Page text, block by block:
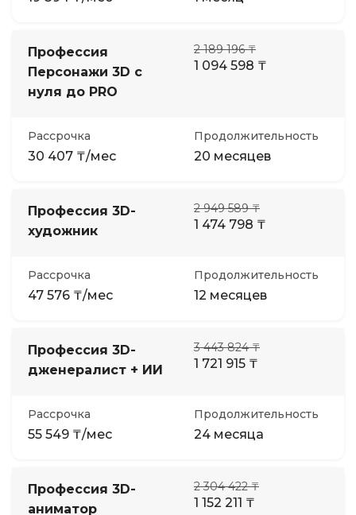
Профессия
Персонажи 3D с
нуля до PRO
2 189 196 ₸
1 094 598 ₸
Рассрочка
30 407 ₸/мес
Продолжительность
20 месяцев
Профессия 3D-
художник
2 949 589 ₸
1 474 798 ₸
Рассрочка
47 576 ₸/мес
Продолжительность
12 месяцев
Профессия 3D-
дженералист + ИИ
3 443 824 ₸
1 721 915 ₸
Рассрочка
55 549 ₸/мес
Продолжительность
24 месяца
Профессия 3D-
аниматор
2 304 422 ₸
1 152 211 ₸